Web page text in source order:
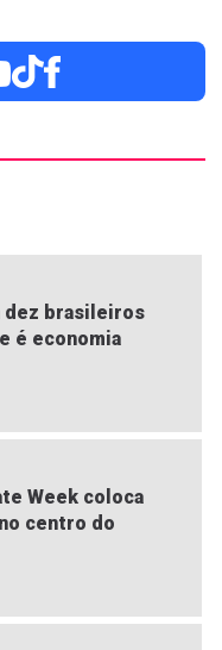
dez brasileiros
é economia
Week coloca
centro do